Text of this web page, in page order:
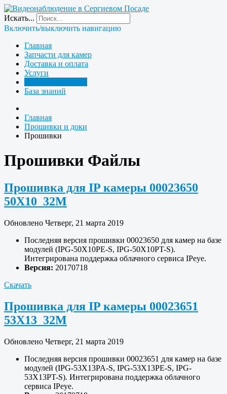
Искать...
Включить/выключить навигацию
Главная
Запчасти для камер
Доставка и оплата
Услуги
База знаний
Главная
Прошивки и доки
Прошивки
Прошивки Файлы
Прошивка для IP камеры 00023650
50X10_32M
Обновлено Четверг, 21 марта 2019
Последняя версия прошивки 00023650 для камер на базе
модулей (IPG-50X10PE-S, IPG-50X10PT-S).
Интегрирована поддержка облачного сервиса IPeye.
Версия: 20170718
Скачать
Прошивка для IP камеры 00023651
53X13_32M
Обновлено Четверг, 21 марта 2019
Последняя версия прошивки 00023651 для камер на базе
модулей (IPG-53X13PA-S, IPG-53X13PE-S, IPG-
53X13PT-S). Интегрирована поддержка облачного
сервиса IPeye.